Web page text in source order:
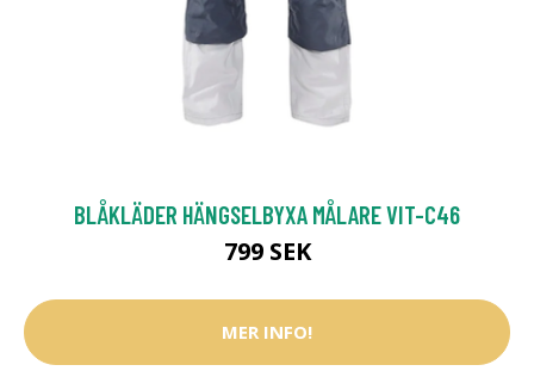
BLÅKLÄDER HÄNGSELBYXA MÅLARE VIT-C46
799 SEK
MER INFO!